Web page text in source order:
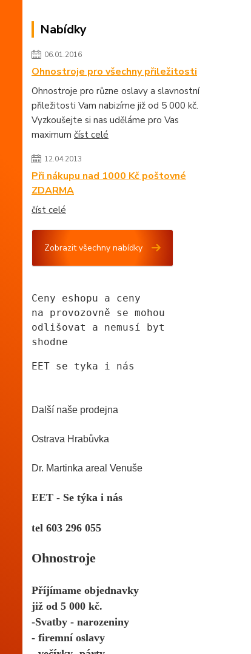
Nabídky
06.01.2016
Ohnostroje pro všechny přiležitosti
Ohnostroje pro různe oslavy a slavnostní
přiležitosti Vam nabizíme již od 5 000 kč.
Vyzkoušejte si nas uděláme pro Vas
maximum číst celé
12.04.2013
Při nákupu nad 1000 Kč poštovné
ZDARMA
číst celé
Zobrazit všechny nabídky
Ceny eshopu a ceny
na provozovně se mohou
odlišovat a nemusí byt
shodne
EET se tyka i nás
Další naše prodejna
Ostrava Hrabůvka
Dr. Martinka areal Venuše
EET - Se týka i nás
tel 603 296 055
Ohnostroje
Příjímame objednavky
již od 5 000 kč.
-Svatby - narozeniny
- firemní oslavy